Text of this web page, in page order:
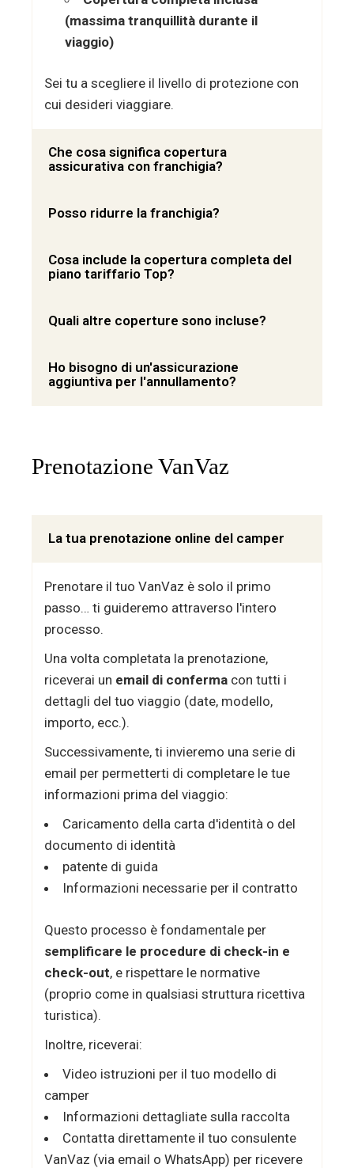
(massima tranquillità durante il
viaggio)
Sei tu a scegliere il livello di protezione con
cui desideri viaggiare.
Che cosa significa copertura
assicurativa con franchigia?
Posso ridurre la franchigia?
Cosa include la copertura completa del
piano tariffario Top?
Quali altre coperture sono incluse?
Ho bisogno di un'assicurazione
aggiuntiva per l'annullamento?
Prenotazione VanVaz
La tua prenotazione online del camper
Prenotare il tuo VanVaz è solo il primo
passo… ti guideremo attraverso l'intero
processo.
Una volta completata la prenotazione,
riceverai un email di conferma con tutti i
dettagli del tuo viaggio (date, modello,
importo, ecc.).
Successivamente, ti invieremo una serie di
email per permetterti di completare le tue
informazioni prima del viaggio:
Caricamento della carta d'identità o del
documento di identità
patente di guida
Informazioni necessarie per il contratto
Questo processo è fondamentale per
semplificare le procedure di check-in e
check-out, e rispettare le normative
(proprio come in qualsiasi struttura ricettiva
turistica).
Inoltre, riceverai:
Video istruzioni per il tuo modello di
camper
Informazioni dettagliate sulla raccolta
Contatta direttamente il tuo consulente
VanVaz (via email o WhatsApp) per ricevere